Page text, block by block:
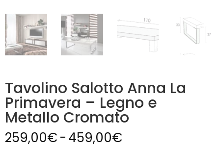
Tavolino Salotto Anna La
Primavera – Legno e
Metallo Cromato
259,00€-459,00€